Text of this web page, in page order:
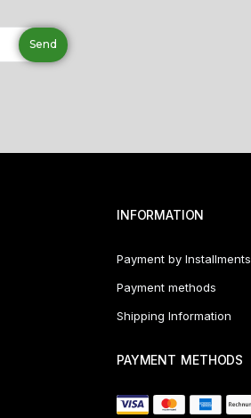
INFORMATION
Payment by Installments
Payment methods
Shipping Information
PAYMENT METHODS